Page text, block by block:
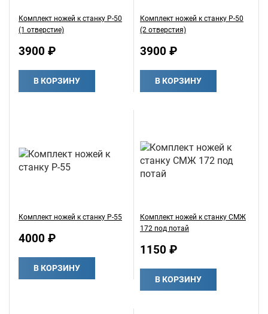
Комплект ножей к станку Р-50
(1 отверстие)
3900 ₽
В КОРЗИНУ
Комплект ножей к станку Р-50
(2 отверстия)
3900 ₽
В КОРЗИНУ
Комплект ножей к станку Р-55
4000 ₽
В КОРЗИНУ
Комплект ножей к станку СМЖ
172 под потай
1150 ₽
В КОРЗИНУ